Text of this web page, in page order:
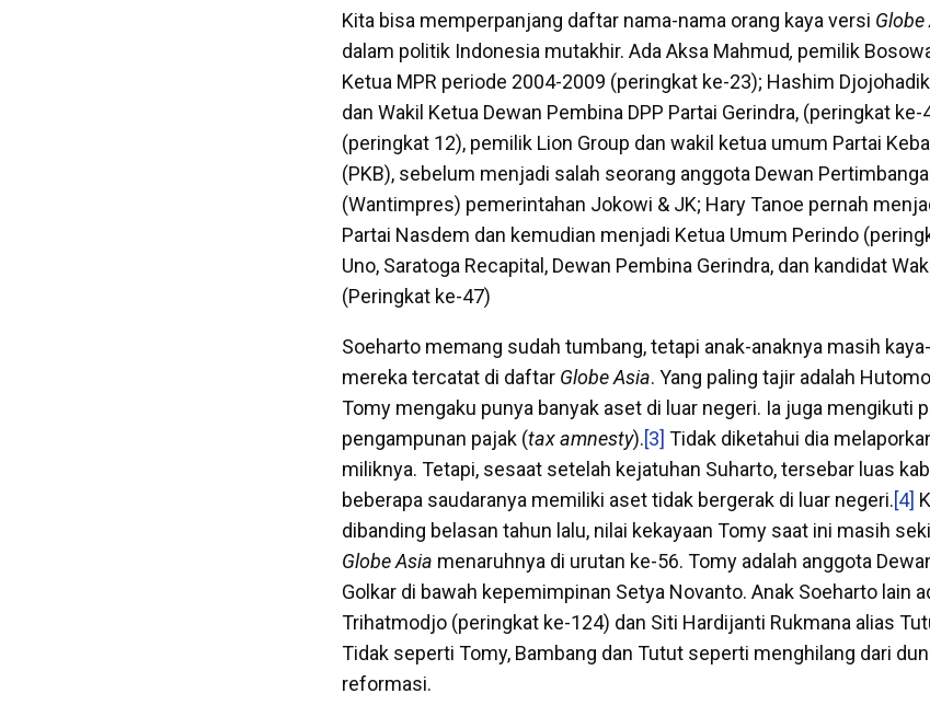
Kita bisa memperpanjang daftar nama-nama orang kaya versi Globe
dalam politik Indonesia mutakhir. Ada Aksa Mahmud, pemilik
Ketua MPR periode 2004-2009 (peringkat ke-23); Hashim
dan Wakil Ketua Dewan Pembina DPP Partai Gerindra, (peringkat ke-
(peringkat 12), pemilik Lion Group dan wakil ketua umum Partai
(PKB), sebelum menjadi salah seorang anggota Dewan
(Wantimpres) pemerintahan Jokowi & JK; Hary Tanoe pernah
Partai Nasdem dan kemudian menjadi Ketua Umum Perindo
Uno, Saratoga Recapital, Dewan Pembina Gerindra, dan kandidat
(Peringkat ke-47)
Soeharto memang sudah tumbang, tetapi anak-anaknya masih
mereka tercatat di daftar Globe Asia. Yang paling tajir adalah
Tomy mengaku punya banyak aset di luar negeri. Ia juga mengikuti
pengampunan pajak (tax amnesty).[3] Tidak diketahui dia
miliknya. Tetapi, sesaat setelah kejatuhan Suharto, tersebar luas
beberapa saudaranya memiliki aset tidak bergerak di luar negeri.[4]
dibanding belasan tahun lalu, nilai kekayaan Tomy saat ini masih
Globe Asia menaruhnya di urutan ke-56. Tomy adalah anggota
Golkar di bawah kepemimpinan Setya Novanto. Anak Soeharto lain
Trihatmodjo (peringkat ke-124) dan Siti Hardijanti Rukmana alias
Tidak seperti Tomy, Bambang dan Tutut seperti menghilang dari
reformasi.